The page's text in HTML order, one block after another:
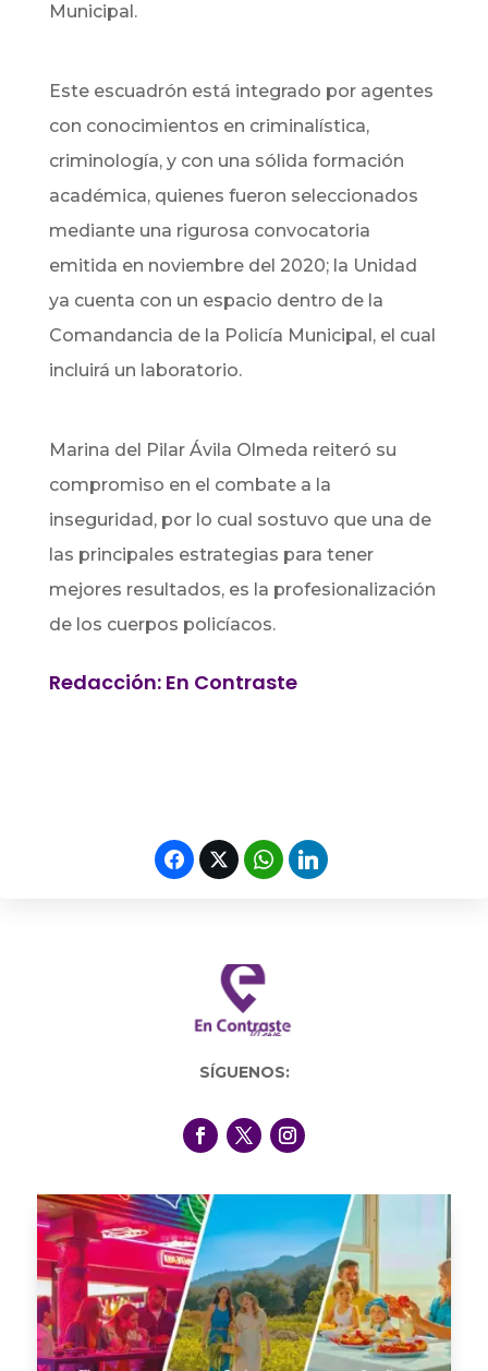
Municipal.
Este escuadrón está integrado por agentes
con conocimientos en criminalística,
criminología, y con una sólida formación
académica, quienes fueron seleccionados
mediante una rigurosa convocatoria
emitida en noviembre del 2020; la Unidad
ya cuenta con un espacio dentro de la
Comandancia de la Policía Municipal, el cual
incluirá un laboratorio.
Marina del Pilar Ávila Olmeda reiteró su
compromiso en el combate a la
inseguridad, por lo cual sostuvo que una de
las principales estrategias para tener
mejores resultados, es la profesionalización
de los cuerpos policíacos.
Redacción: En Contraste
SÍGUENOS: